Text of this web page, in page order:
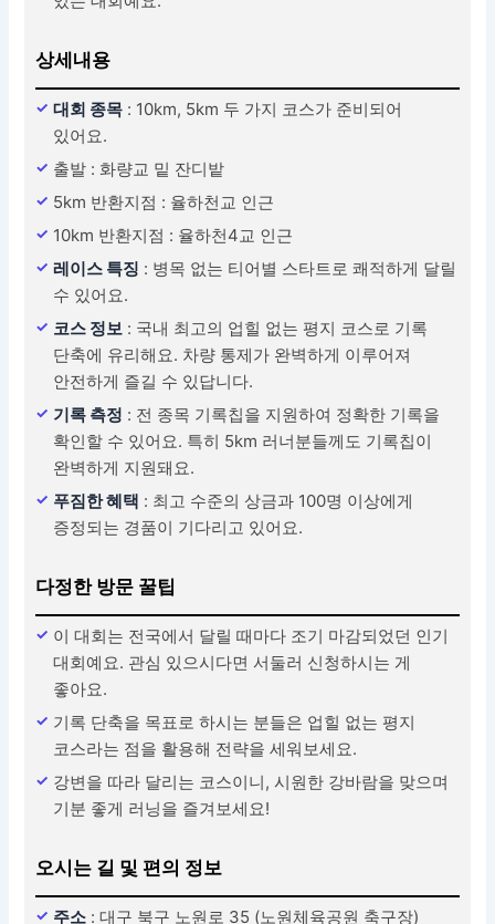
상세내용
대회 종목 : 10km, 5km 두 가지 코스가 준비되어
있어요.
출발 : 화량교 밑 잔디밭
5km 반환지점 : 율하천교 인근
10km 반환지점 : 율하천4교 인근
레이스 특징 : 병목 없는 티어별 스타트로 쾌적하게 달릴
수 있어요.
코스 정보 : 국내 최고의 업힐 없는 평지 코스로 기록
단축에 유리해요. 차량 통제가 완벽하게 이루어져
안전하게 즐길 수 있답니다.
기록 측정 : 전 종목 기록칩을 지원하여 정확한 기록을
확인할 수 있어요. 특히 5km 러너분들께도 기록칩이
완벽하게 지원돼요.
푸짐한 혜택 : 최고 수준의 상금과 100명 이상에게
증정되는 경품이 기다리고 있어요.
다정한 방문 꿀팁
이 대회는 전국에서 달릴 때마다 조기 마감되었던 인기
대회예요. 관심 있으시다면 서둘러 신청하시는 게
좋아요.
기록 단축을 목표로 하시는 분들은 업힐 없는 평지
코스라는 점을 활용해 전략을 세워보세요.
강변을 따라 달리는 코스이니, 시원한 강바람을 맞으며
기분 좋게 러닝을 즐겨보세요!
오시는 길 및 편의 정보
주소 : 대구 북구 노원로 35 (노원체육공원 축구장)